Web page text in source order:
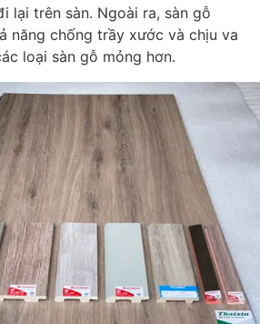
lại trên sàn. Ngoài ra, sàn gỗ
năng chống trầy xước và chịu va
loại sàn gỗ mỏng hơn.